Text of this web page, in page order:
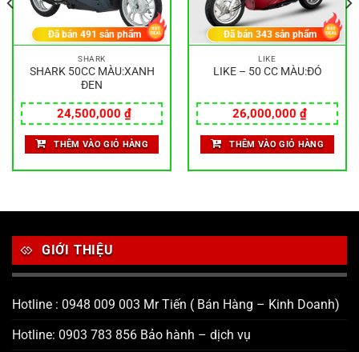
SHARK
SHARK 50CC MÀU:XANH
ĐEN
24,500,000 ₫
Đã bán491 sản phẩm
THÊM VÀO GIỎ HÀNG
LIKE
LIKE – 50 CC MÀU:ĐỎ
26,000,000 ₫
Đã bán343 sản phẩm
THÊM VÀO GIỎ HÀNG
GIỚI THIỆU
Hotline : 0948 009 003 Mr Tiến ( Bán Hàng – Kinh Doanh)
Hotline: 0903 783 856 Bảo hành – dịch vụ